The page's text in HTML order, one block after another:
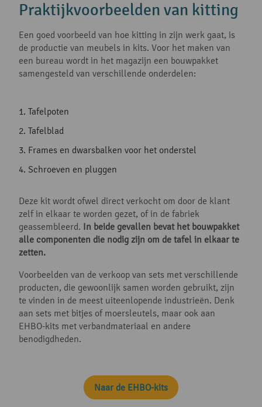
Praktijkvoorbeelden van kitting
Een goed voorbeeld van hoe kitting in zijn werk gaat, is
de productie van meubels in kits. Voor het maken van
een bureau wordt in het magazijn een bouwpakket
samengesteld van verschillende onderdelen:
Tafelpoten
Tafelblad
Frames en dwarsbalken voor het onderstel
Schroeven en pluggen
Deze kit wordt ofwel direct verkocht om door de klant
zelf in elkaar te worden gezet, of in de fabriek
geassembleerd. In beide gevallen bevat het bouwpakket
alle componenten die nodig zijn om de tafel in elkaar te
zetten.
Voorbeelden van de verkoop van sets met verschillende
producten, die gewoonlijk samen worden gebruikt, zijn
te vinden in de meest uiteenlopende industrieën. Denk
aan sets met bitjes of moersleutels, maar ook aan
EHBO-kits met verbandmateriaal en andere
benodigdheden.
Naar de EHBO-kits